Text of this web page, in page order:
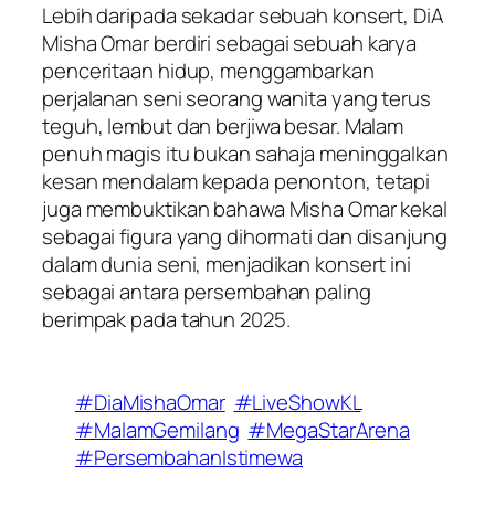
Lebih daripada sekadar sebuah konsert, DiA
Misha Omarberdiri sebagai sebuah karya
penceritaan hidup, menggambarkan
perjalanan seni seorang wanita yang terus
teguh, lembut dan berjiwa besar. Malam
penuh magis itu bukan sahaja meninggalkan
kesan mendalam kepada penonton, tetapi
juga membuktikan bahawa Misha Omar kekal
sebagai figura yang dihormati dan disanjung
dalam dunia seni, menjadikan konsert ini
sebagai antara persembahan paling
berimpak pada tahun 2025.
#DiaMishaOmar #LiveShowKL
#MalamGemilang #MegaStarArena
#PersembahanIstimewa